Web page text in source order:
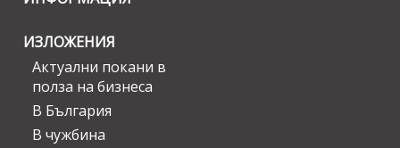
ИЗЛОЖЕНИЯ
Актуални покани в
полза на бизнеса
В България
В чужбина